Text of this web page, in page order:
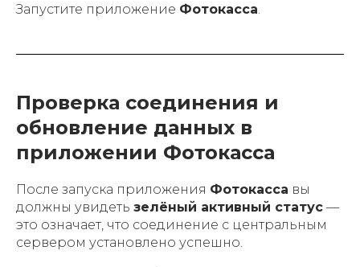
Запустите приложение Фотокасса
Проверка соединения и
обновление данных в
приложении Фотокасса
После запуска приложения Фотокасса вы
должны увидеть зелёный активный статус —
это означает, что соединение с центральным
сервером установлено успешно.